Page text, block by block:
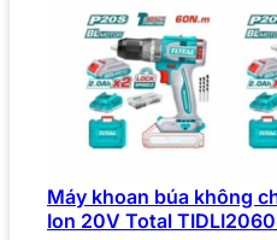
Máy khoan búa không
Ion 20V Total